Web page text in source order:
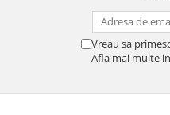
Vreau sa
Afla mai multe in